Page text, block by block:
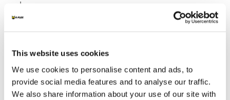
This website uses cookies
We use cookies to personalise content and ads, to
provide social media features and to analyse our traffic.
We also share information about your use of our site with
MAIS DOCUMENTOS